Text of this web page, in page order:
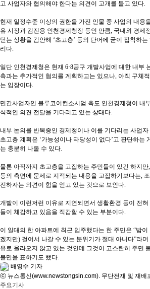
고 사업자와 협의해야 한다는 의견이 고개를 들고 있다.
현재 일정수준 이상의 권한을 가진 인물 중 사업의 내용
유 시장과 김진용 인천경제청장 등인 만큼, 국내외 경제
닫는 상황을 감안해 ‘초고층’ 등의 단어에 굳이 집착하
리다.
일단 인천경제청은 현재 6·8공구 개발사업에 대한 내부
측과는 추가적인 협의를 계획하고는 있으나, 아직 구체
는 입장이다.
민간사업자인 블루코어컨소시엄 측도 인천경제청이 내
식적인 의견 전달을 기다리고 있는 상태다.
내부 논의를 반복중인 경제청이나 이를 기다리는 사업
초고층 계획은 ‘가능성이나 타당성이 없다’고 판단하는
는 충분히 나올 수 있다.
물론 아직까지 초고층을 고집하는 주민들이 있긴 하지만,
등의 측면에 문제로 지적되는 내용을 고집하기보다는,
진하자는 의견이 힘을 얻고 있는 것으로 보인다.
개발이 이런저런 이유로 지연되면서 생활환경 등이 전
들이 체감하고 있음을 직감할 수 있는 부분이다.
이 일대의 한 아파트에 최근 입주했다는 한 주민은 “밤이
겠지만) 걸어서 나갈 수 있는 분위기가 절대 아니다”라며
유로 올라오지 않고 있는 것인데 그것이 고스란히 주민
불만을 표하기도 했다.
배영수 기자
ⓒ 뉴스통신(www.newstongsin.com). 무단전재 및 재배
주요기사